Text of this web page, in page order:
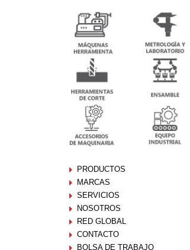
PRODUCTOS
MARCAS
SERVICIOS
NOSOTROS
RED GLOBAL
CONTACTO
BOLSA DE TRABAJO